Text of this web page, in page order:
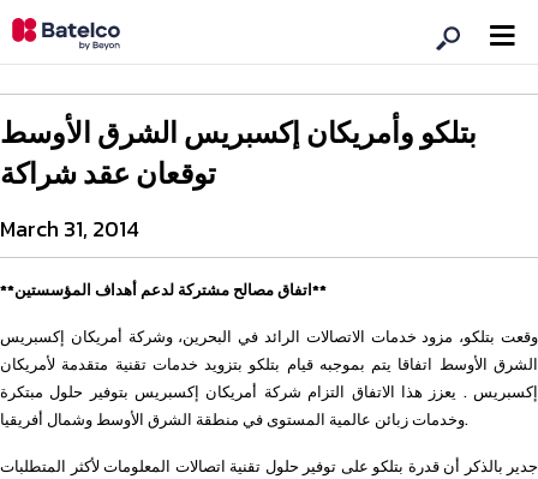
بتلكو وأمريكان إكسبريس الشرق الأوسط
توقعان عقد شراكة
March 31, 2014
**اتفاق مصالح مشتركة لدعم أهداف المؤسستين**
وقعت بتلكو، مزود خدمات الاتصالات الرائد في البحرين، وشركة أمريكان إكسبريس
الشرق الأوسط اتفاقا يتم بموجبه قيام بتلكو بتزويد خدمات تقنية متقدمة لأمريكان
إكسبريس . يعزز هذا الاتفاق التزام شركة أمريكان إكسبريس بتوفير حلول مبتكرة
وخدمات زبائن عالمية المستوى في منطقة الشرق الأوسط وشمال أفريقيا.
جدير بالذكر أن قدرة بتلكو على توفير حلول تقنية اتصالات المعلومات لأكثر المتطلبات